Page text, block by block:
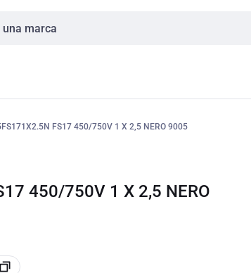
FS17 450/750V 1 X 2,5 NERO 9005
450/750V 1 X 2,5 NERO